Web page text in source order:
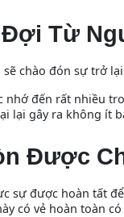
Từ
sẽ chào đón sự trở
đến rất nhiều
lại gây ra không ít
Được
sự được hoàn tất
có vẻ hoàn toàn